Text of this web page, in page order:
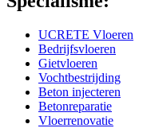
UCRETE Vloeren
Bedrijfsvloeren
Gietvloeren
Vochtbestrijding
Beton injecteren
Betonreparatie
Vloerrenovatie